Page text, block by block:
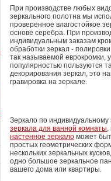
При производстве любых
зеркального полотна мы
проверенное влагостойкое
основе серебра. При
индивидуальным заказам
обработки зеркал -
так называемой еврокромки,
популярностью пользуются
декорирования зеркал, это
гравировка на зеркале.
Зеркало по индивидуальному
зеркала для ванной комнаты,
настенное зеркало может
простых геометрических
нескольких зеркальных
одно большое зеркальное
вашего дома или квартиры.